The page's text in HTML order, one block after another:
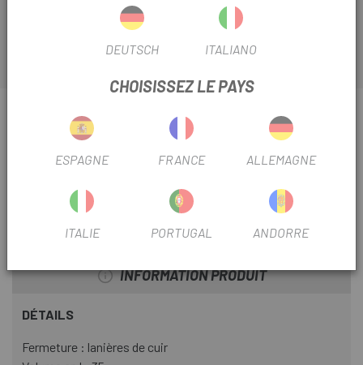
INFORMATION SUR PANIER EN OSIER BASIL
FICHE PRODUIT
SAISON 2022
INFORMATION PRODUIT
DÉTAILS
Fermeture : lanières de cuir
DEUTSCH ITALIANO
CHOISISSEZ LE PAYS
ESPAGNE FRANCE ALLEMAGNE
ITALIE PORTUGAL ANDORRE